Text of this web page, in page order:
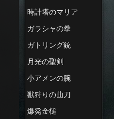
時計塔のマリア
ガラシャの拳
ガトリング銃
月光の聖剣
小アメンの腕
獣狩りの曲刀
爆発金槌